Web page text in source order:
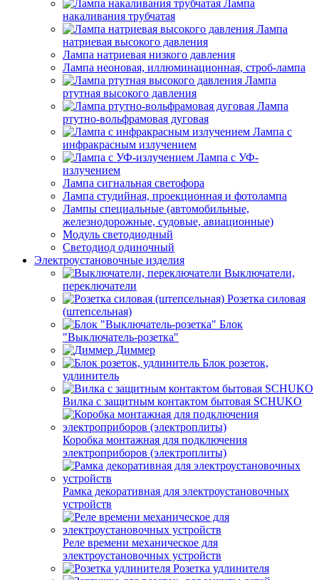
Лампа
накаливания трубчатая
Лампа
натриевая высокого давления
Лампа натриевая низкого давления
Лампа неоновая, иллюминационная, строб-лампа
Лампа
ртутная высокого давления
Лампа
ртутно-вольфрамовая дуговая
Лампа с
инфракрасным излучением
Лампа с УФ-
излучением
Лампа сигнальная светофора
Лампа студийная, проекционная и фотолампа
Лампы специальные (автомобильные,
железнодорожные, судовые, авиационные)
Модуль светодиодный
Светодиод одиночный
Электроустановочные изделия
Выключатели,
переключатели
Розетка силовая
(штепсельная)
Блок
"Выключатель-розетка"
Диммер
Блок розеток,
удлинитель
Вилка с защитным контактом бытовая SCHUKO
Коробка монтажная для подключения
электроприборов (электроплиты)
Рамка декоративная для электроустановочных
устройств
Реле времени механическое для
электроустановочных устройств
Розетка удлинителя